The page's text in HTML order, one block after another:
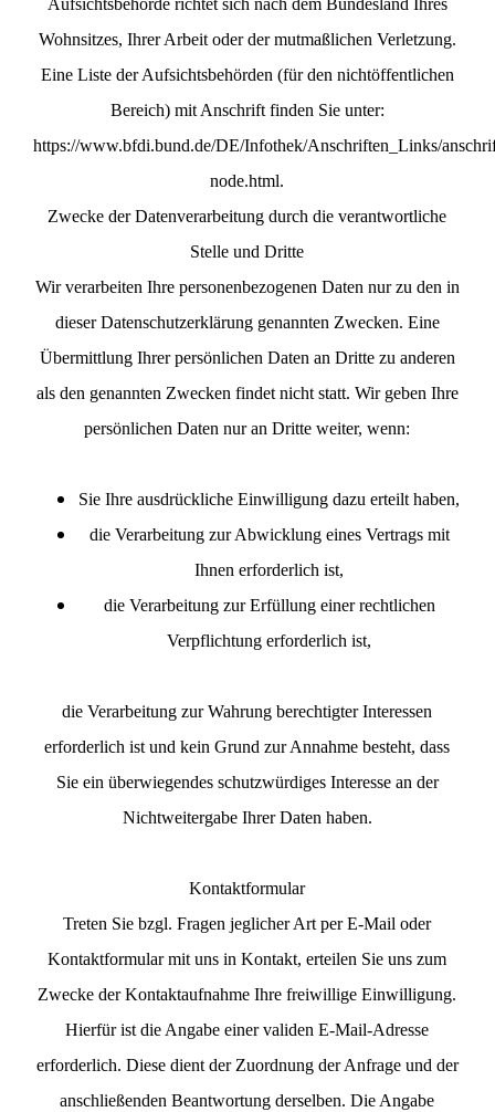
Aufsichtsbehörde richtet sich nach dem Bundesland Ihres
Wohnsitzes, Ihrer Arbeit oder der mutmaßlichen Verletzung.
Eine Liste der Aufsichtsbehörden (für den nichtöffentlichen
Bereich) mit Anschrift finden Sie unter:
https://www.bfdi.bund.de/DE/Infothek/Anschriften_Links/
node.html.
Zwecke der Datenverarbeitung durch die verantwortliche
Stelle und Dritte
Wir verarbeiten Ihre personenbezogenen Daten nur zu den in
dieser Datenschutzerklärung genannten Zwecken. Eine
Übermittlung Ihrer persönlichen Daten an Dritte zu anderen
als den genannten Zwecken findet nicht statt. Wir geben Ihre
persönlichen Daten nur an Dritte weiter, wenn:
Sie Ihre ausdrückliche Einwilligung dazu erteilt haben,
die Verarbeitung zur Abwicklung eines Vertrags mit
Ihnen erforderlich ist,
die Verarbeitung zur Erfüllung einer rechtlichen
Verpflichtung erforderlich ist,
die Verarbeitung zur Wahrung berechtigter Interessen
erforderlich ist und kein Grund zur Annahme besteht, dass
Sie ein überwiegendes schutzwürdiges Interesse an der
Nichtweitergabe Ihrer Daten haben.
Kontaktformular
Treten Sie bzgl. Fragen jeglicher Art per E-Mail oder
Kontaktformular mit uns in Kontakt, erteilen Sie uns zum
Zwecke der Kontaktaufnahme Ihre freiwillige Einwilligung.
Hierfür ist die Angabe einer validen E-Mail-Adresse
erforderlich. Diese dient der Zuordnung der Anfrage und der
anschließenden Beantwortung derselben. Die Angabe